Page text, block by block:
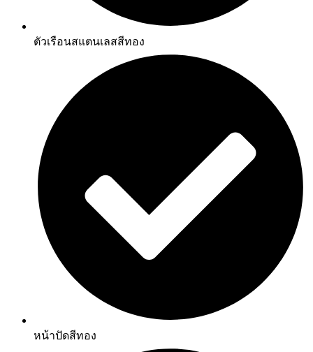
ตัวเรือนสแตนเลสสีทอง
หน้าปัดสีทอง